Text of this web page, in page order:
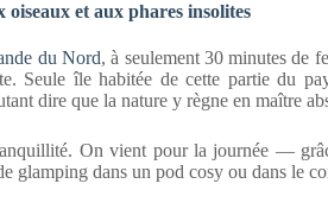
oiseaux et aux phares insolites
du Nord, à seulement 30 minutes de
Seule île habitée de cette partie du
dire que la nature y règne en maître
On vient pour la journée —
glamping dans un pod cosy ou dans le